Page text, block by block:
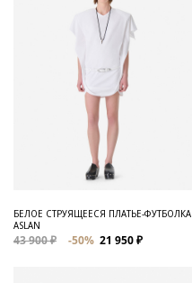
БЕЛОЕ СТРУЯЩЕЕСЯ ПЛАТЬЕ-ФУТБОЛКА
ASLAN
43 900 ₽ -50% 21 950 ₽